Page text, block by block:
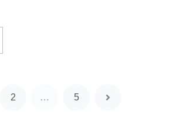
2 … 5
次